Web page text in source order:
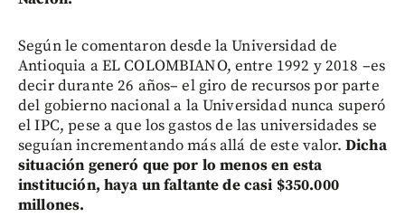
Según le comentaron desde la Universidad de
Antioquia a EL COLOMBIANO, entre 1992 y 2018 –es
decir durante 26 años– el giro de recursos por parte
del gobierno nacional a la Universidad nunca superó
el IPC, pese a que los gastos de las universidades se
seguían incrementando más allá de este valor. Dicha
situación generó que por lo menos en esta
institución, haya un faltante de casi $350.000
millones.